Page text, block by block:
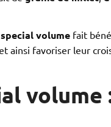
volumefait
ainsi favoriser leur
volume